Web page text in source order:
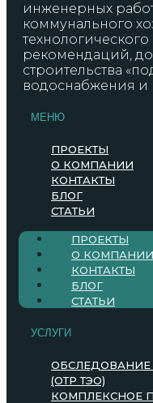
инженерных
коммунального
рекомендаций,
строительства
водоснабжения и
МЕНЮ
ПРОЕКТЫ
О КОМПАНИИ
КОНТАКТЫ
БЛОГ
СТАТЬИ
ПРОЕКТЫ
О КОМПАНИИ
КОНТАКТЫ
БЛОГ
СТАТЬИ
УСЛУГИ
(ОТР ТЭО)
КОМПЛЕКСНОЕ